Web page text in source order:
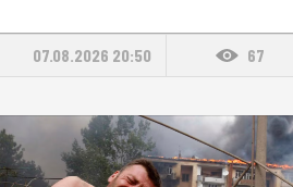
07.08.2026 20:50 67